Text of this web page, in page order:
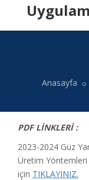
Anasayfa
PDF LİNKLERİ :
2023-2024 Güz
Üretim Yöntemleri
için TIKLAYINIZ.